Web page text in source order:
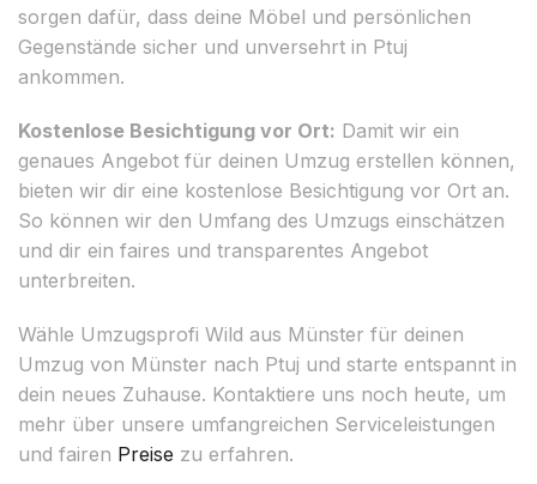
sorgen dafür, dass deine Möbel und persönlichen
Gegenstände sicher und unversehrt in Ptuj
ankommen.
Kostenlose Besichtigung vor Ort: Damit wir ein
genaues Angebot für deinen Umzug erstellen können,
bieten wir dir eine kostenlose Besichtigung vor Ort an.
So können wir den Umfang des Umzugs einschätzen
und dir ein faires und transparentes Angebot
unterbreiten.
Wähle Umzugsprofi Wild aus Münster für deinen
Umzug von Münster nach Ptuj und starte entspannt in
dein neues Zuhause. Kontaktiere uns noch heute, um
mehr über unsere umfangreichen Serviceleistungen
und fairen Preise zu erfahren.